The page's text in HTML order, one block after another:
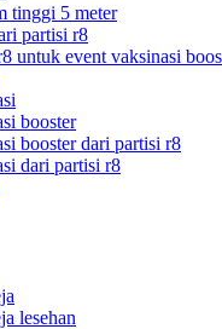
tinggi 5 meter
partisi r8
untuk event vaksinasi
booster
booster dari partisi r8
dari partisi r8
lesehan